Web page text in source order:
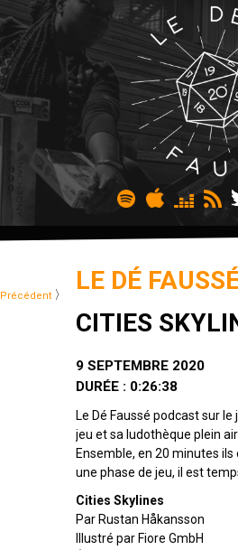
Précédent〉
LE DÉ
CITIES
9 SEPTEMBRE 2020
DURÉE : 0:26:38
Le Dé Faussé podcast sur
jeu et sa ludothèque plein
Ensemble, en 20 minutes
une phase de jeu, il est
Cities Skylines
Par Rustan Håkansson
Illustré par Fiore GmbH